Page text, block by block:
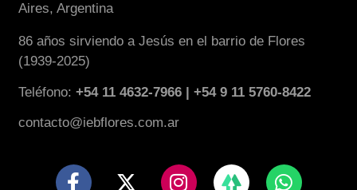
Aires, Argentina
86 años sirviendo a Jesús en el barrio de Flores
(1939-2025)
Teléfono:+54 11 4632-7966 | +54 9 11 5760-8422
contacto@iebflores.com.ar
F
X
I
W